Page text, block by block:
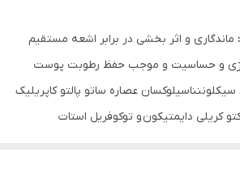
ماندگاری و اثر بخشی در برابر اشعه مستقیم
و حساسیت و موجب حفظ رطوبت پوست
عصاره ساتو پالتو کاپریلیک
کریلی دایمتیکون و توکوفریل استات